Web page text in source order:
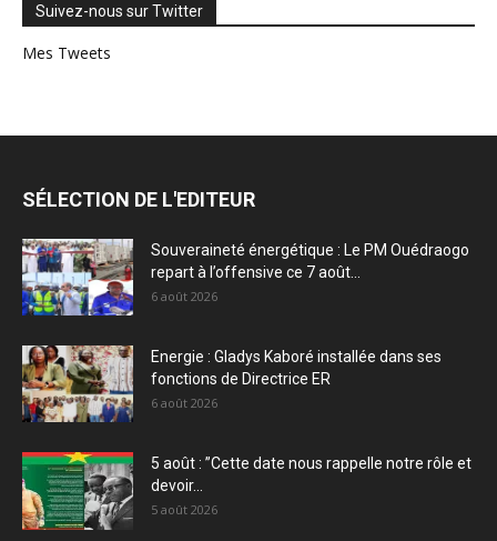
Suivez-nous sur Twitter
Mes Tweets
SÉLECTION DE L'EDITEUR
Souveraineté énergétique : Le PM Ouédraogo
repart à l’offensive ce 7 août...
6 août 2026
Energie : Gladys Kaboré installée dans ses
fonctions de Directrice ER
6 août 2026
5 août : ”Cette date nous rappelle notre rôle et
devoir...
5 août 2026